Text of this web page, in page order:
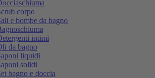
corpo
e bombe da bagno
intimi
da bagno
liquidi
solidi
bagno e doccia